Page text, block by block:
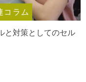
コラム
と対策としてのセル